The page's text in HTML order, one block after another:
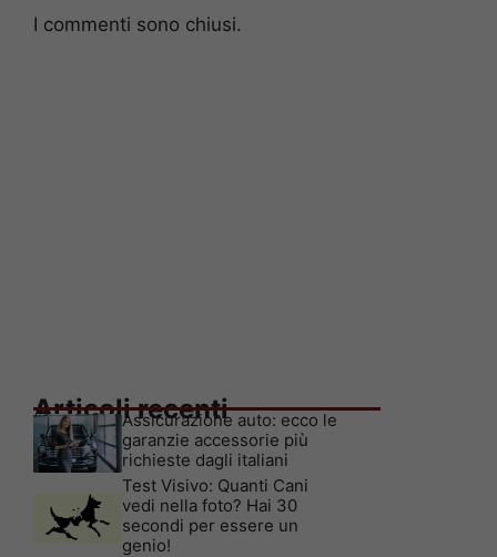
I commenti sono chiusi.
Articoli recenti
Assicurazione auto: ecco le
garanzie accessorie più
richieste dagli italiani
Test Visivo: Quanti Cani
vedi nella foto? Hai 30
secondi per essere un
genio!